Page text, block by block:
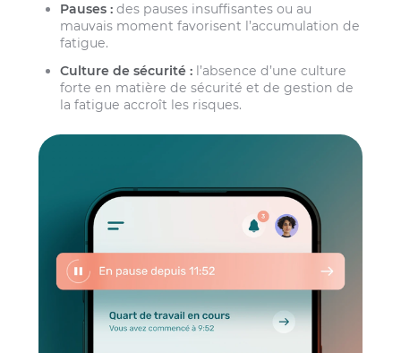
Pauses : des pauses insuffisantes ou au
mauvais moment favorisent l’accumulation de
fatigue.
Culture de sécurité : l’absence d’une culture
forte en matière de sécurité et de gestion de
la fatigue accroît les risques.